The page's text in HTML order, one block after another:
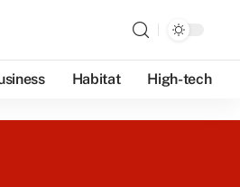
Habitat High-tech